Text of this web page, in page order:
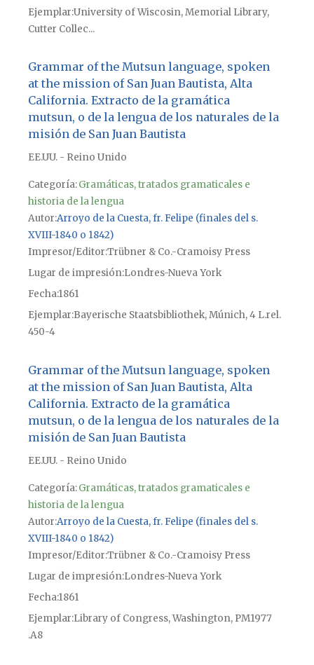
Ejemplar University of Wiscosin, Memorial Library,
Cutter Collec...
Grammar of the Mutsun language, spoken
at the mission of San Juan Bautista, Alta
California. Extracto de la gramática
mutsun, o de la lengua de los naturales de la
misión de San Juan Bautista
EE.UU. - Reino Unido
Categoría:Gramáticas, tratados gramaticales e
historia de la lengua
Autor Arroyo de la Cuesta, fr. Felipe (finales del s.
XVIII-1840 o 1842)
Impresor/Editor Trübner & Co.-Cramoisy Press
Lugar de impresiónLondres-Nueva York
Fecha1861
Ejemplar Bayerische Staatsbibliothek, Múnich, 4 L.rel.
450-4
Grammar of the Mutsun language, spoken
at the mission of San Juan Bautista, Alta
California. Extracto de la gramática
mutsun, o de la lengua de los naturales de la
misión de San Juan Bautista
EE.UU. - Reino Unido
Categoría:Gramáticas, tratados gramaticales e
historia de la lengua
Autor Arroyo de la Cuesta, fr. Felipe (finales del s.
XVIII-1840 o 1842)
Impresor/Editor Trübner & Co.-Cramoisy Press
Lugar de impresiónLondres-Nueva York
Fecha1861
Ejemplar Library of Congress, Washington, PM1977
.A8